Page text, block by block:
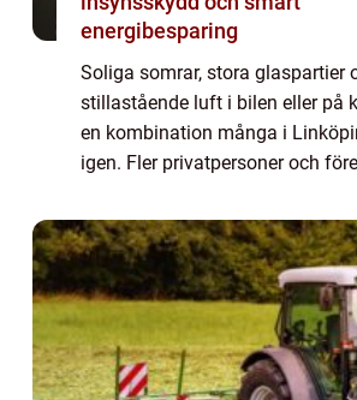
energibesparing
Soliga somrar, stora glaspartier
stillastående luft i bilen eller på
en kombination många i
igen. Fler privatpersoner och